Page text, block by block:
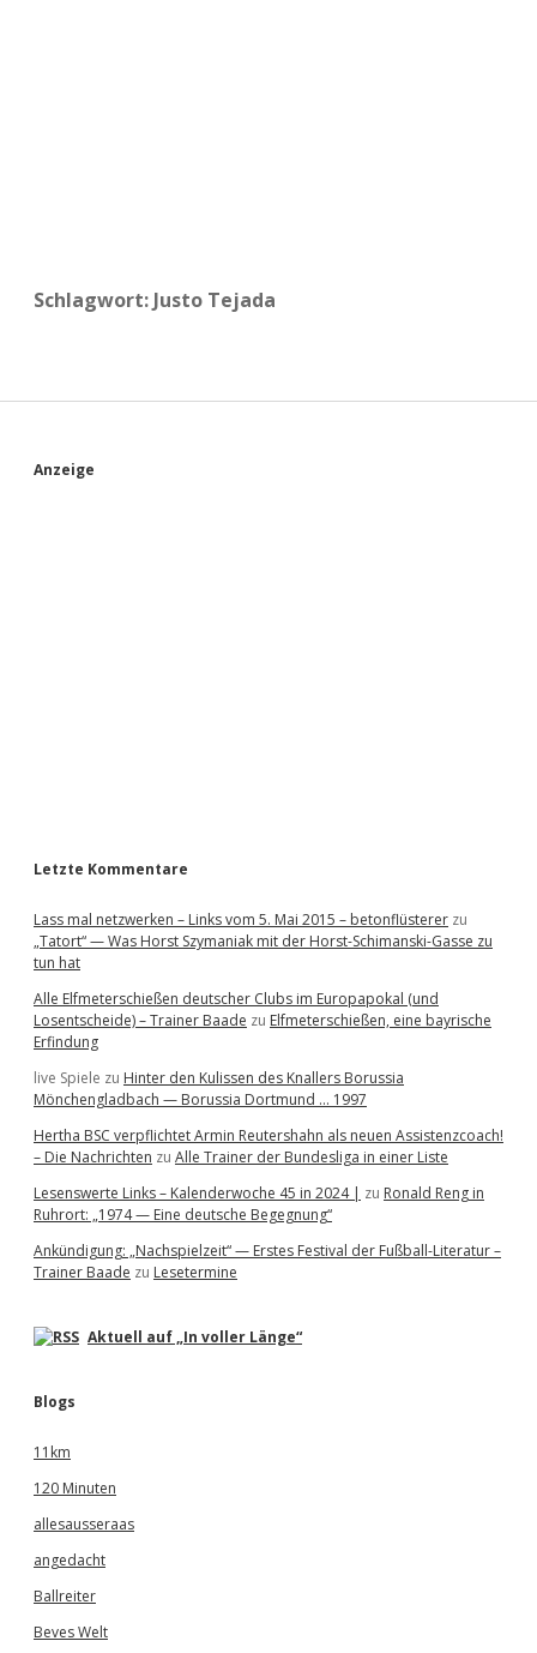
Schlagwort: Justo Tejada
S
Anzeige
Letzte Kommentare
Lass mal netzwerken – Links vom 5. Mai 2015 – betonflüsterer zu
„Tatort“ — Was Horst Szymaniak mit der Horst-Schimanski-Gasse zu
tun hat
Alle Elfmeterschießen deutscher Clubs im Europapokal (und
Losentscheide) – Trainer Baade zu Elfmeterschießen, eine bayrische
Erfindung
live Spiele zu Hinter den Kulissen des Knallers Borussia
Mönchengladbach — Borussia Dortmund … 1997
Hertha BSC verpflichtet Armin Reutershahn als neuen Assistenzcoach!
– Die Nachrichten zu Alle Trainer der Bundesliga in einer Liste
Lesenswerte Links – Kalenderwoche 45 in 2024 | zu Ronald Reng in
Ruhrort: „1974 — Eine deutsche Begegnung“
Ankündigung: „Nachspielzeit“ — Erstes Festival der Fußball-Literatur –
Trainer Baade zu Lesetermine
Aktuell auf „In voller Länge“
Blogs
11km
120 Minuten
allesausseraas
angedacht
Ballreiter
Beves Welt